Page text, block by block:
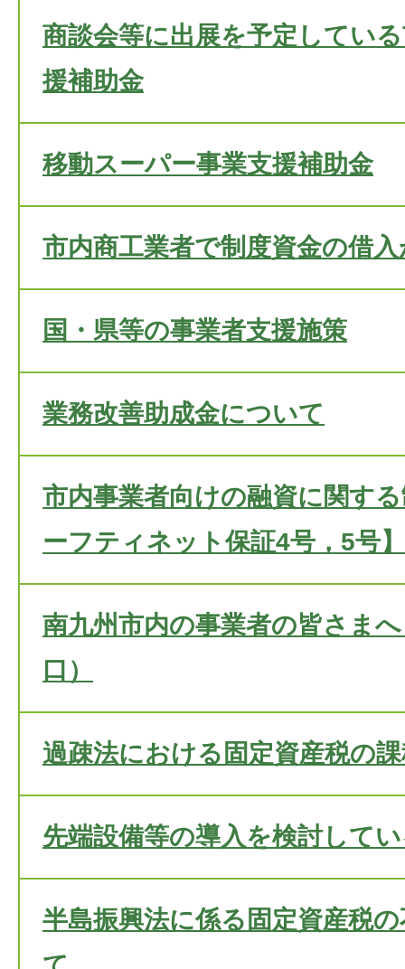
商談会等に出展を予定してい
援補助金
移動スーパー事業支援補助金
市内商工業者で制度資金の借
国・県等の事業者支援施策
業務改善助成金について
市内事業者向けの融資に関す
ーフティネット保証4号，5号】
南九州市内の事業者の皆さま
口）
過疎法における固定資産税の
先端設備等の導入を検討して
半島振興法に係る固定資産税